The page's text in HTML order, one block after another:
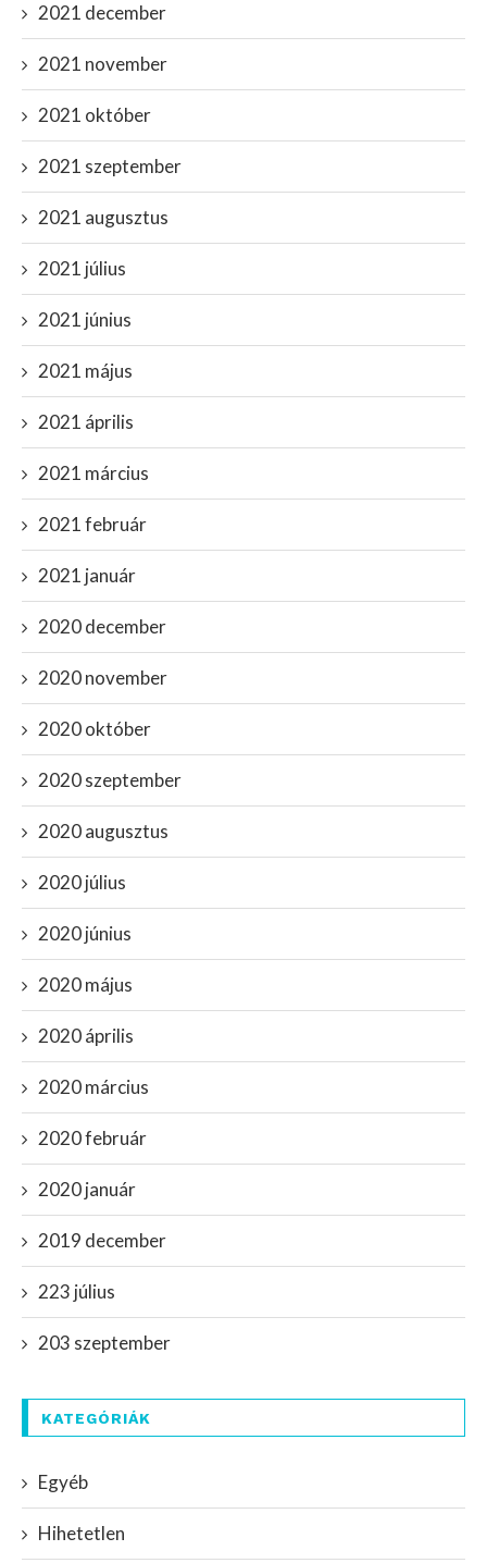
2021 december
2021 november
2021 október
2021 szeptember
2021 augusztus
2021 július
2021 június
2021 május
2021 április
2021 március
2021 február
2021 január
2020 december
2020 november
2020 október
2020 szeptember
2020 augusztus
2020 július
2020 június
2020 május
2020 április
2020 március
2020 február
2020 január
2019 december
223 július
203 szeptember
KATEGÓRIÁK
Egyéb
Hihetetlen